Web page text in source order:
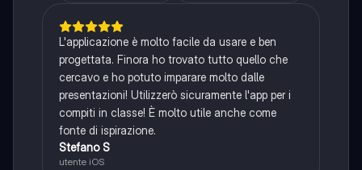
L'applicazione è molto facile da usare e ben
progettata. Finora ho trovato tutto quello che
cercavo e ho potuto imparare molto dalle
presentazioni! Utilizzerò sicuramente l'app per i
compiti in classe! È molto utile anche come
fonte di ispirazione.
Stefano S
utente iOS